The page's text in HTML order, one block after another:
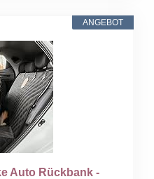
ANGEBOT
Auto Rückbank -